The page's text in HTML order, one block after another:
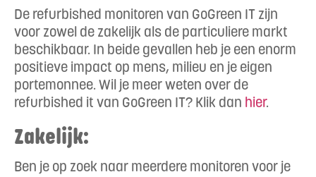
De refurbished monitoren van GoGreen IT zijn
voor zowel de zakelijk als de particuliere markt
beschikbaar. In beide gevallen heb je een enorm
positieve impact op mens, milieu en je eigen
portemonnee. Wil je meer weten over de
refurbished it van GoGreen IT? Klik dan hier.
Zakelijk:
Ben je op zoek naar meerdere monitoren voor je